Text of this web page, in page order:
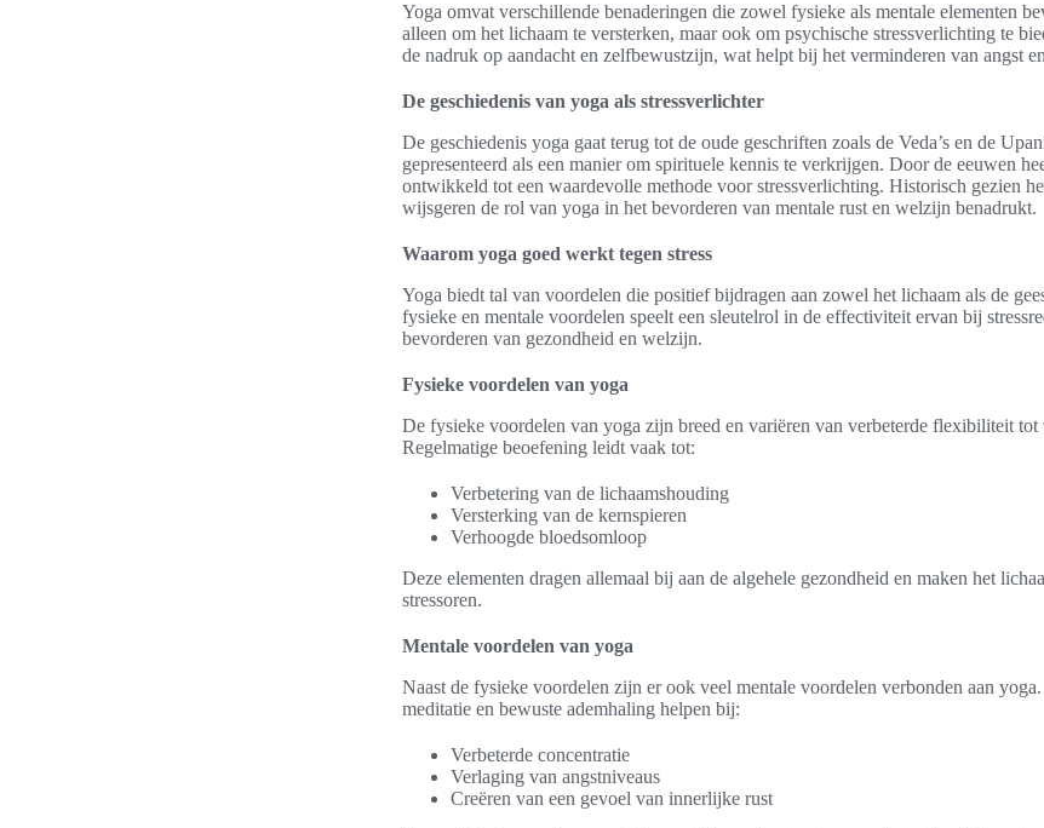
Yoga omvat verschillende benaderingen die zowel fysieke als mentale elementen
alleen om het lichaam te versterken, maar ook om psychische stressverlichting te
de nadruk op aandacht en zelfbewustzijn, wat helpt bij het verminderen van angst
De geschiedenis van yoga als stressverlichter
De geschiedenis yoga gaat terug tot de oude geschriften zoals de Veda’s en de
gepresenteerd als een manier om spirituele kennis te verkrijgen. Door de eeuwen
ontwikkeld tot een waardevolle methode voor stressverlichting. Historisch gezien
wijsgeren de rol van yoga in het bevorderen van mentale rust en welzijn benadrukt.
Waarom yoga goed werkt tegen stress
Yoga biedt tal van voordelen die positief bijdragen aan zowel het lichaam als de
fysieke en mentale voordelen speelt een sleutelrol in de effectiviteit ervan bij
bevorderen van gezondheid en welzijn.
Fysieke voordelen van yoga
De fysieke voordelen van yoga zijn breed en variëren van verbeterde flexibiliteit tot
Regelmatige beoefening leidt vaak tot:
Verbetering van de lichaamshouding
Versterking van de kernspieren
Verhoogde bloedsomloop
Deze elementen dragen allemaal bij aan de algehele gezondheid en maken het
stressoren.
Mentale voordelen van yoga
Naast de fysieke voordelen zijn er ook veel mentale voordelen verbonden aan
meditatie en bewuste ademhaling helpen bij:
Verbeterde concentratie
Verlaging van angstniveaus
Creëren van een gevoel van innerlijke rust